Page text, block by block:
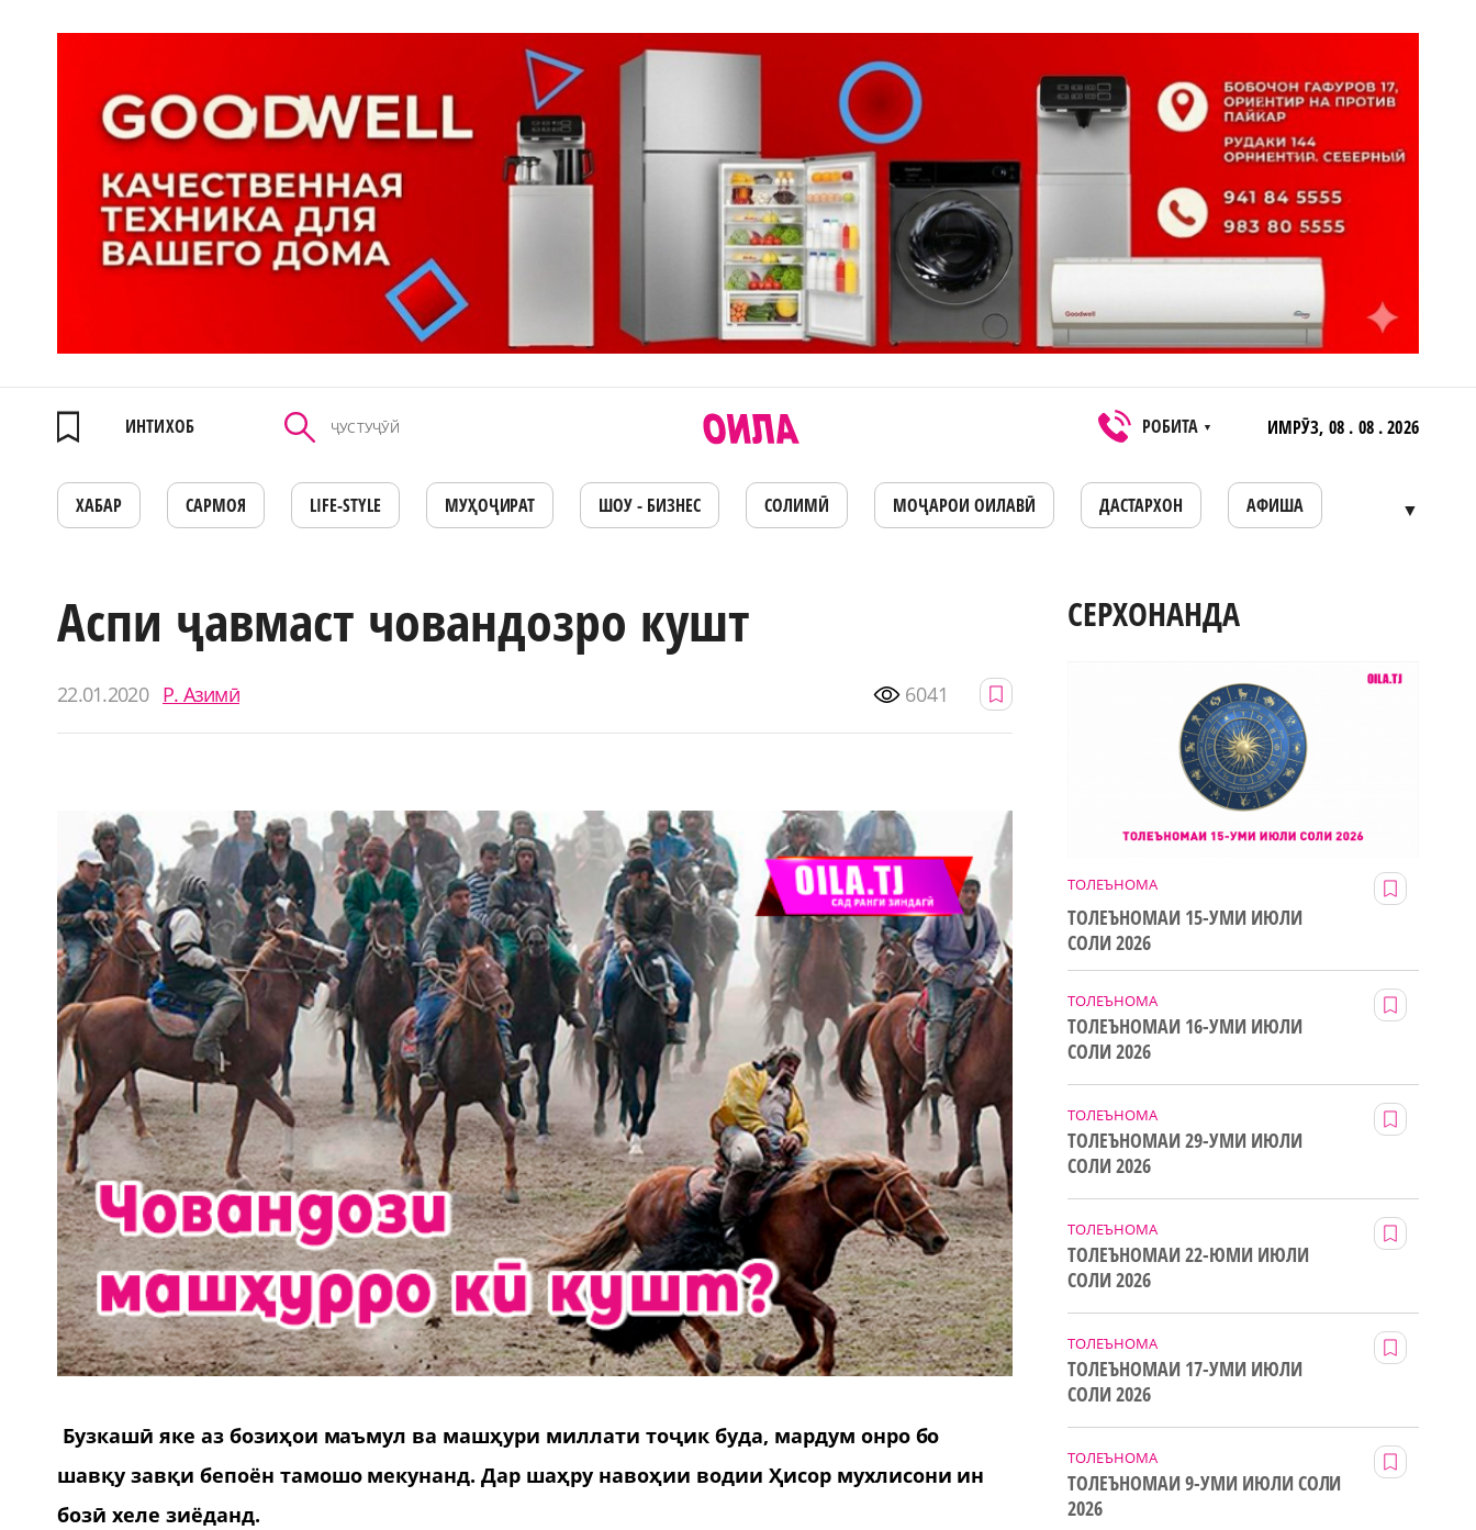
ИНТИХОБ РОБИТА ▼ ИМРӮЗ, 08 . 08 . 2026
ХАБАР САРМОЯ LIFE-STYLE МУҲОҶИРАТ ШОУ - БИЗНЕС СОЛИМӢ МОҶАРОИ ОИЛАВӢ ДАСТАРХОН АФИША ▼
Аспи ҷавмаст човандозро кушт
22.01.2020 Р. Азимӣ 6041
Бузкашӣ яке аз бозиҳои маъмул ва машҳури миллати тоҷик буда, мардум онро бо
шавқу завқи бепоён тамошо мекунанд. Дар шаҳру навоҳии водии Ҳисор мухлисони ин
бозӣ хеле зиёданд.
СЕРХОНАНДА
ТОЛЕЪНОМА
ТОЛЕЪНОМАИ 15-УМИ ИЮЛИ
СОЛИ 2026
ТОЛЕЪНОМА
ТОЛЕЪНОМАИ 16-УМИ ИЮЛИ
СОЛИ 2026
ТОЛЕЪНОМА
ТОЛЕЪНОМАИ 29-УМИ ИЮЛИ
СОЛИ 2026
ТОЛЕЪНОМА
ТОЛЕЪНОМАИ 22-ЮМИ ИЮЛИ
СОЛИ 2026
ТОЛЕЪНОМА
ТОЛЕЪНОМАИ 17-УМИ ИЮЛИ
СОЛИ 2026
ТОЛЕЪНОМА
ТОЛЕЪНОМАИ 9-УМИ ИЮЛИ СОЛИ
2026